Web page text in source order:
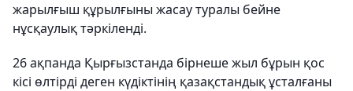
жарылғыш құрылғыны жасау туралы бейне
нұсқаулық тәркіленді.
26 ақпанда Қырғызстанда бірнеше жыл бұрын қос
кісі өлтірді деген күдіктінің қазақстандық ұсталғаны